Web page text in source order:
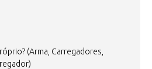
(Arma, Carregadores,